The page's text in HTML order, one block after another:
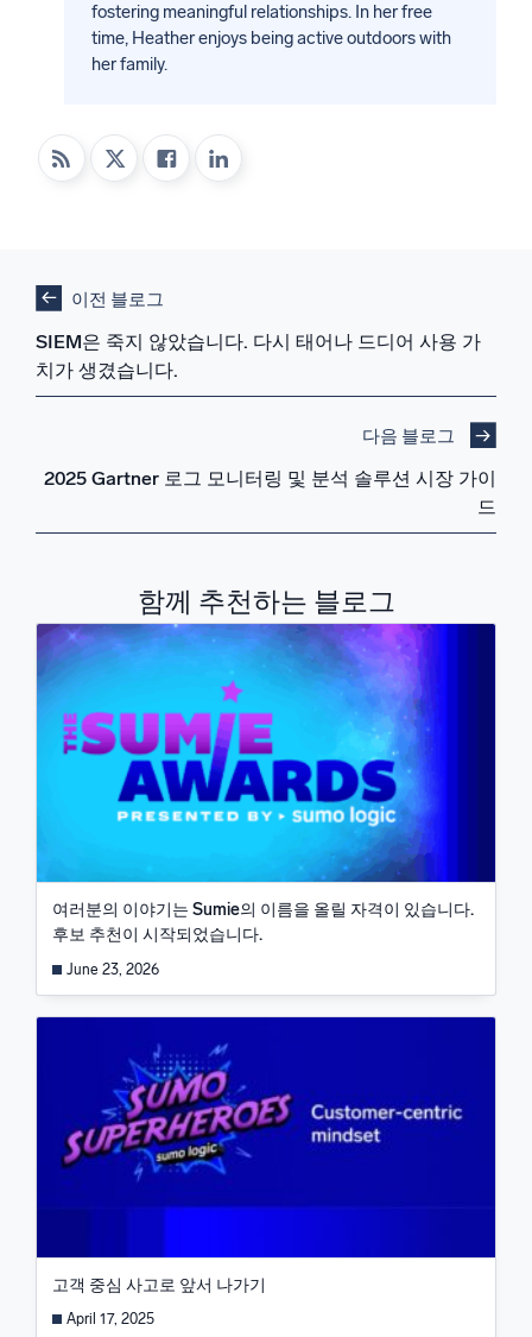
fostering meaningful relationships. In her free
time, Heather enjoys being active outdoors with
her family.
이전 블로그
SIEM은 죽지 않았습니다. 다시 태어나 드디어 사용 가
치가 생겼습니다.
다음 블로그
2025 Gartner 로그 모니터링 및 분석 솔루션 시장 가이
드
함께 추천하는 블로그
여러분의 이야기는 Sumie의 이름을 올릴 자격이 있습니다.
후보 추천이 시작되었습니다.
June 23, 2026
고객 중심 사고로 앞서 나가기
April 17, 2025